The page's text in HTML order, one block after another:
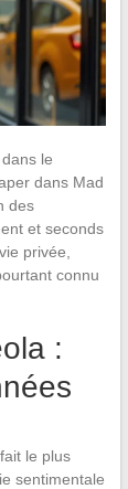
le
dans Mad
des
et seconds
privée,
connu
:
le plus
sentimentale